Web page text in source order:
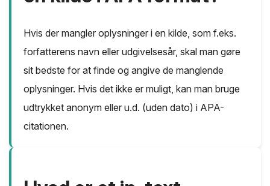
Hvis der mangler oplysninger i en kilde, som f.eks.
forfatterens navn eller udgivelsesår, skal man gøre
sit bedste for at finde og angive de manglende
oplysninger. Hvis det ikke er muligt, kan man bruge
udtrykket anonym eller u.d. (uden dato) i APA-
citationen.